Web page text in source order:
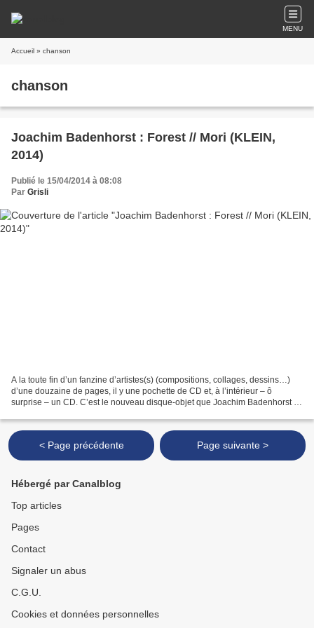
MENU
Accueil » chanson
chanson
Joachim Badenhorst : Forest // Mori (KLEIN,
2014)
Publié le 15/04/2014 à 08:08
Par Grisli
A la toute fin d’un fanzine d’artistes(s) (compositions, collages, dessins…)
d’une douzaine de pages, il y une pochette de CD et, à l’intérieur – ô
surprise – un CD. C’est le nouveau disque-objet que Joachim Badenhorst a
< Page précédente Page suivante >
Hébergé par Canalblog
Top articles
Pages
Contact
Signaler un abus
C.G.U.
Cookies et données personnelles